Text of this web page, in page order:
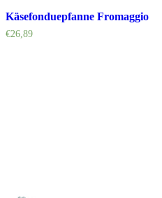
Käsefonduepfanne Fromaggio
€26,89